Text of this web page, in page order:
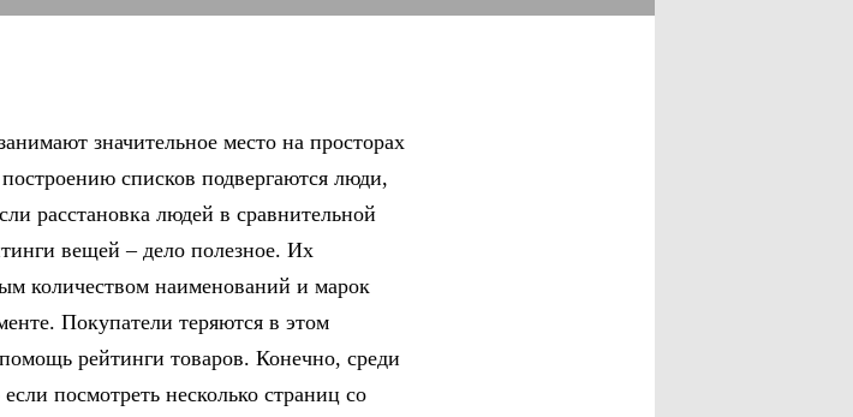
значительное место на просторах
списков подвергаются люди,
расстановка людей в сравнительной
вещей – дело полезное. Их
количеством наименований и марок
Покупатели теряются в этом
рейтинги товаров. Конечно, среди
посмотреть несколько страниц со